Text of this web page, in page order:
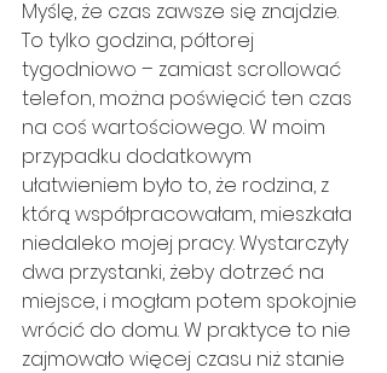
Myślę, że czas zawsze się znajdzie.
To tylko godzina, półtorej
tygodniowo – zamiast scrollować
telefon, można poświęcić ten czas
na coś wartościowego. W moim
przypadku dodatkowym
ułatwieniem było to, że rodzina, z
którą współpracowałam, mieszkała
niedaleko mojej pracy. Wystarczyły
dwa przystanki, żeby dotrzeć na
miejsce, i mogłam potem spokojnie
wrócić do domu. W praktyce to nie
zajmowało więcej czasu niż stanie